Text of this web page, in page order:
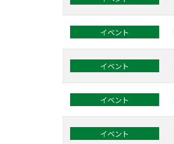
イベント
イベント
イベント
イベント